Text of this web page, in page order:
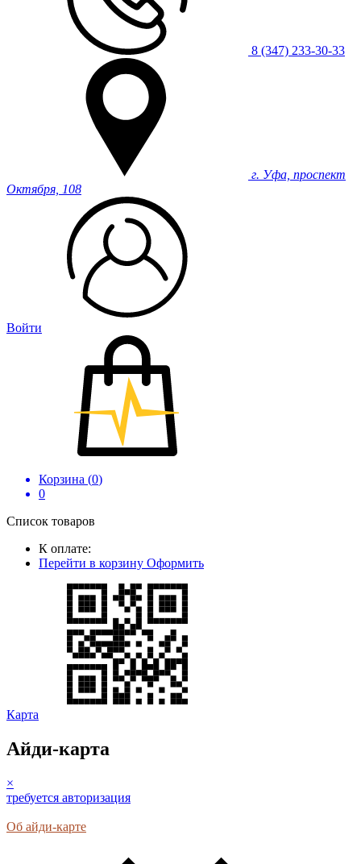
8 (347) 233-30-33
г. Уфа, проспект
Октября, 108
Войти
Корзина (0)
0
Список товаров
К оплате:
Перейти в корзину Оформить
Карта
Айди-карта
×
требуется авторизация
Об айди-карте